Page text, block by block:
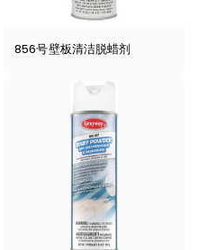
856号壁板清洁脱蜡剂